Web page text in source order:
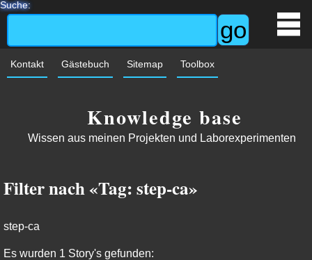
Suche:
Kontakt Gästebuch Sitemap Toolbox
Knowledge base
Wissen aus meinen Projekten und Laborexperimenten
Filter nach «Tag: step-ca»
step-ca
Es wurden 1 Story's gefunden: